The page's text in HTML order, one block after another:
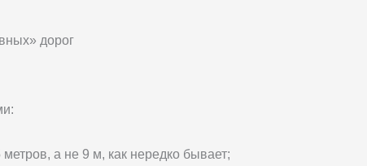
дорог
а не 9 м, как нередко бывает;